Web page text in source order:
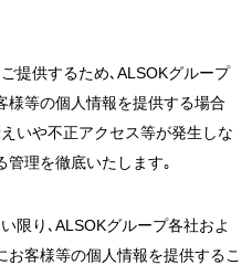
提供するため､ALSOKグループ
様等の個人情報を提供する場合
いや不正アクセス等が発生しな
管理を徹底いたします｡
限り､ALSOKグループ各社およ
客様等の個人情報を提供するこ